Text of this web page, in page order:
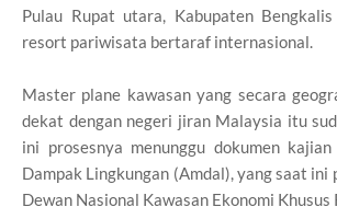
Pulau Rupat utara, Kabupaten
resort pariwisata bertaraf internasional.
Master plane kawasan yang secara
dekat dengan negeri jiran Malaysia itu
ini prosesnya menunggu dokumen
Dampak Lingkungan (Amdal), yang saat ini
Dewan Nasional Kawasan Ekonomi Khusus